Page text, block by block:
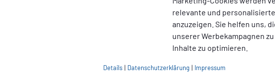
relevante und
anzuzeigen. Sie helfen uns,
unserer Werbekampagnen
Inhalte zu optimieren.
Details | Datenschutzerklärung | Impressum
Aufbauspiel – und Lina Abarkan (23.) sowie Emily Schneider (32.)
setzte kurz vor dem Halbzeitpfiff mit dem Treffer in der 40. Minute noch
korrekt abbildete.
verwaltete die Mannschaft die Führung konzentriert. Emily Schneider traf
einen Auswärtssieg, der zum Abschluss der Saison nichts zu wünschen